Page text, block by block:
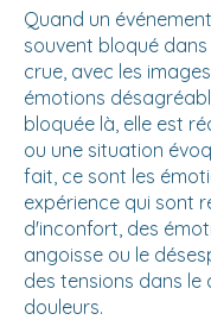
Quand un
souvent bloqué
crue, avec les
émotions
bloquée là, elle est
ou une situation
fait, ce sont les
expérience qui sont
d'inconfort, des
angoisse ou le
des tensions dans
douleurs.